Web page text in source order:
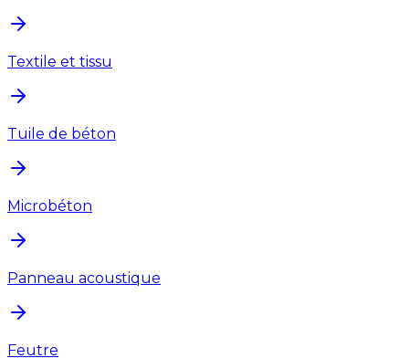
Textile et tissu
Tuile de béton
Microbéton
Panneau acoustique
Feutre